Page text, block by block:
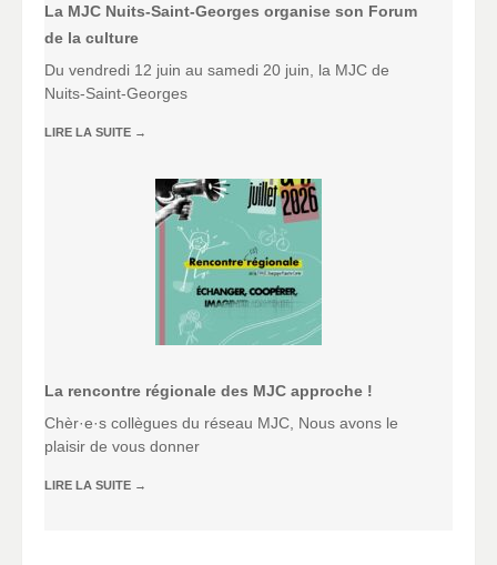
La MJC Nuits-Saint-Georges organise son Forum
de la culture
Du vendredi 12 juin au samedi 20 juin, la MJC de
Nuits-Saint-Georges
LIRE LA SUITE →
La rencontre régionale des MJC approche !
Chèr·e·s collègues du réseau MJC, Nous avons le
plaisir de vous donner
LIRE LA SUITE →